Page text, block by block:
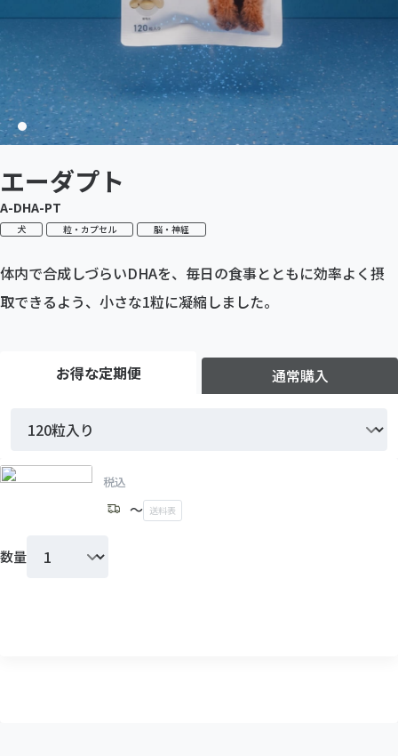
エーダプト
A-DHA-PT
犬 粒・カプセル 脳・神経
体内で合成しづらいDHAを、毎日の食事とともに効率よく摂
取できるよう、小さな1粒に凝縮しました。
お得な定期便 通常購入
さらに、送料がずっと無料
税込
〜 送料表
数量